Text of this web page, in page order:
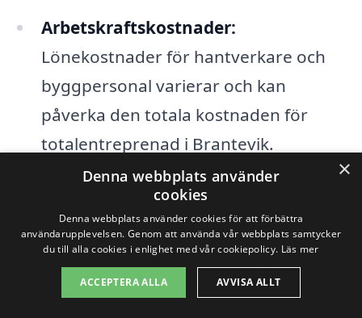
Arbetskraftskostnader:
Lönekostnader för hantverkare och
byggpersonal varierar och kan
påverka den totala kostnaden för
totalentreprenad i Brantevik.
Tidsramar: Snabba projekt kan
innebära högre kostnader, då
entreprenörer ofta måste prioritera
resurser och arbete för att möta
strikta tidsfrister.
×
Denna webbplats använder
cookies
Denna webbplats använder cookies för att förbättra
användarupplevelsen. Genom att använda vår webbplats samtycker
du till alla cookies i enlighet med vår cookiepolicy. Läs mer
ACCEPTERA ALLA AVVISA ALLT